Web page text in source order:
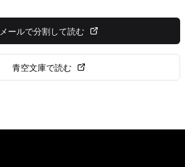
メールで分割して読む
青空文庫で読む